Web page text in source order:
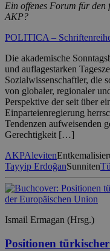
Ein offenes Forum für
AKP?
POLITICA –
Die akademische
und auflagestarken
Sozialwissenschaftler, die
von globaler, regionaler
Perspektive der seit über
Einparteienregierung
Tendenzen aufweisenden
Gerechtigkeit […]
AKPAleviten
Tayyip ErdoğanSunniten
Ismail Ermagan (Hrsg.)
Positionen